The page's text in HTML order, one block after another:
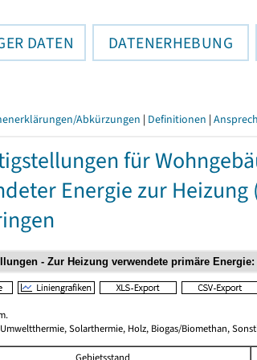
DATEN DATENERHEBUNG
Abkürzungen | Definitionen |
für
Energie zur
Solarthermie, Holz, Biogas/Biomethan,
Gebietsstand